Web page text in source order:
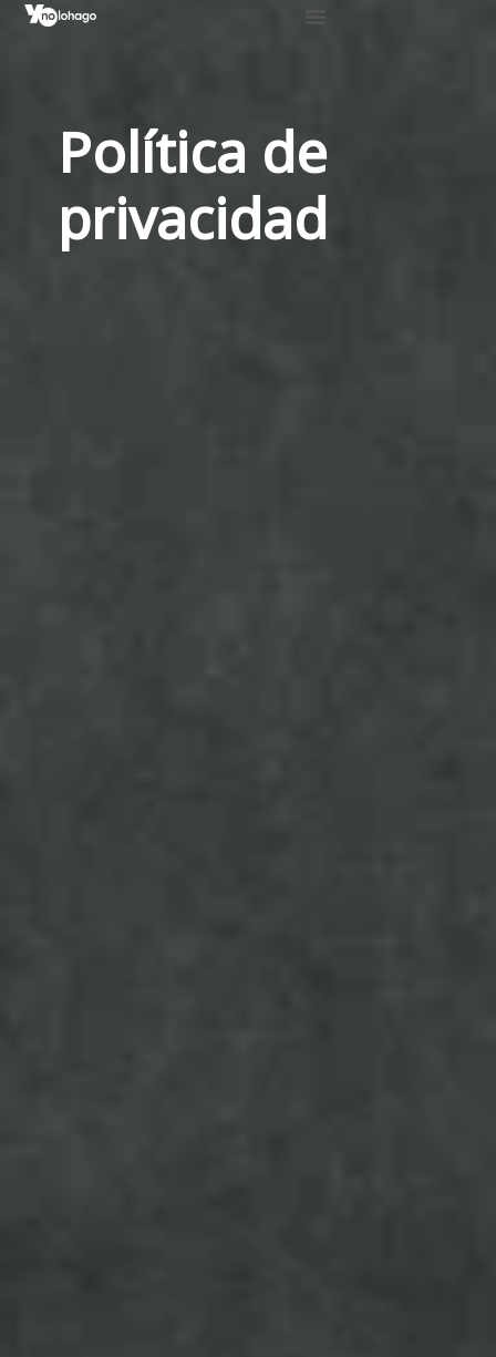
Política de
privacidad